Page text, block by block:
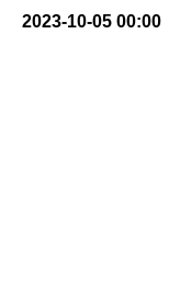
2023-10-05 00:00